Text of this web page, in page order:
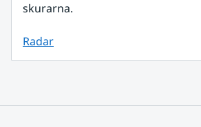
skurarna.
Radar